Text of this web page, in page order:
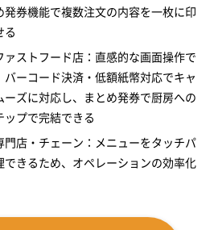
券機能で複数注文の内容を一枚に印
る
ストフード店：直感的な画面操作で
ーコード決済・低額紙幣対応でキャ
ーズに対応し、まとめ発券で厨房への
プで完結できる
門店・チェーン：メニューをタッチパ
きるため、オペレーションの効率化